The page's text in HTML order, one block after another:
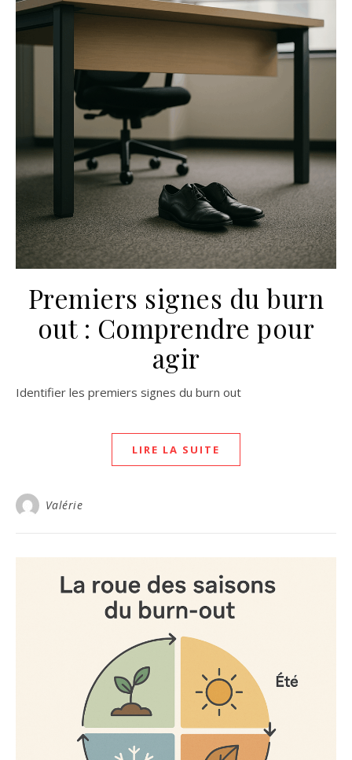
Premiers signes du burn
out : Comprendre pour
agir
Identifier les premiers signes du burn out
LIRE LA SUITE
Valérie